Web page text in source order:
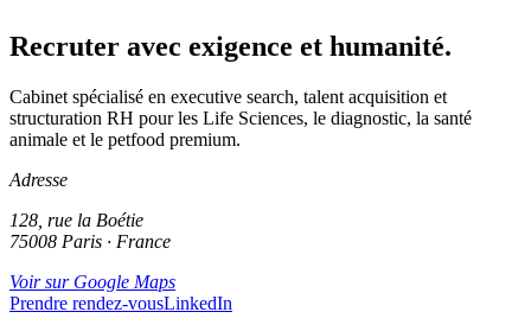
Recruter avec exigence et humanité.
Cabinet spécialisé en executive search, talent acquisition et
structuration RH pour les Life Sciences, le diagnostic, la santé
animale et le petfood premium.
Adresse
128, rue la Boétie
75008 Paris · France
Voir sur Google Maps
Prendre rendez-vousLinkedIn